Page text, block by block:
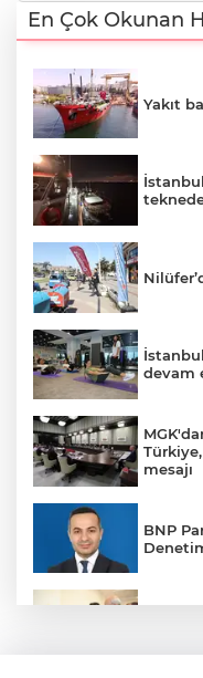
En Çok Okunan
Yakıt
devam
mesajı
BNP